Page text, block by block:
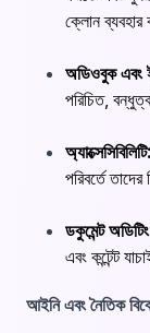
ক্লোন ব্যবহার
অডিওবুক এবং
পরিচিত,
অ্যাক্সেসিবিলিটি:
পরিবর্তে
ডকুমেন্ট
এবং কন্টেন্ট
আইনি এবং নৈতিক